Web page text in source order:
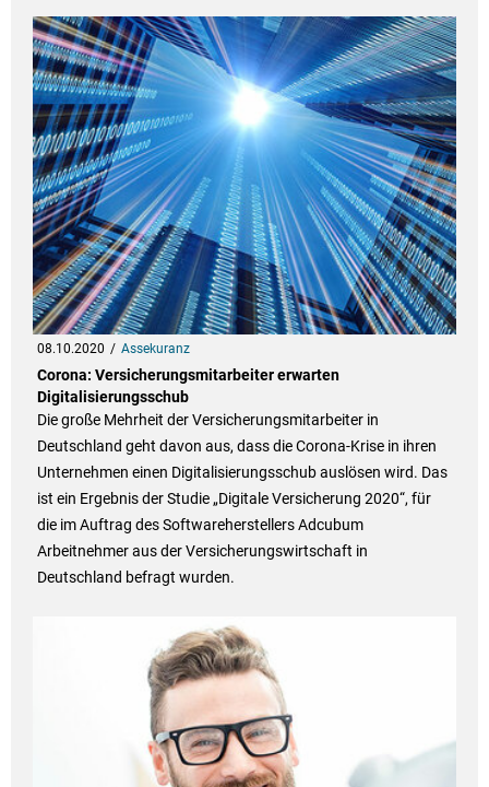
08.10.2020 Assekuranz
Corona: Versicherungsmitarbeiter erwarten
Digitalisierungsschub
Die große Mehrheit der Versicherungsmitarbeiter in
Deutschland geht davon aus, dass die Corona-Krise in ihren
Unternehmen einen Digitalisierungsschub auslösen wird. Das
ist ein Ergebnis der Studie „Digitale Versicherung 2020“, für
die im Auftrag des Softwareherstellers Adcubum
Arbeitnehmer aus der Versicherungswirtschaft in
Deutschland befragt wurden.